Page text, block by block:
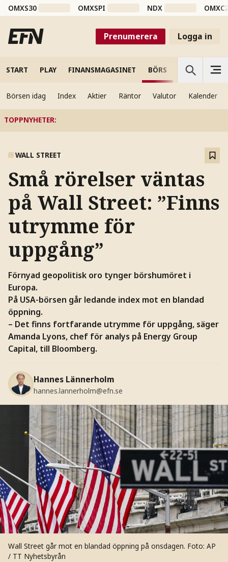
OMXS30 OMXSPI NDX
Prenumerera Logga in
START PLAY FINANSMAGASINET BÖRS VETENSKAP
Börsen idag Index Aktier Räntor Valutor Kalender
TOPPNYHETER:
WALL STREET
Små rörelser väntas
på Wall Street: ”Finns
utrymme för
uppgång”
Förnyad geopolitisk oro tynger börshumöret i
Europa.
På USA-börsen går ledande index mot en blandad
öppning.
– Det finns fortfarande utrymme för uppgång, säger
Amanda Lyons, chef för analys på Energy Group
Capital, till Bloomberg.
Hannes Lännerholm
hannes.lannerholm@efn.se
Wall Street går mot en blandad öppning på onsdagen. Foto: AP
/ TT Nyhetsbyrån